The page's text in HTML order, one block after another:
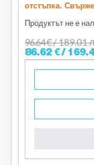
отстъпка.
Продуктът не е
96.64€/ 189.01
86.62 €/